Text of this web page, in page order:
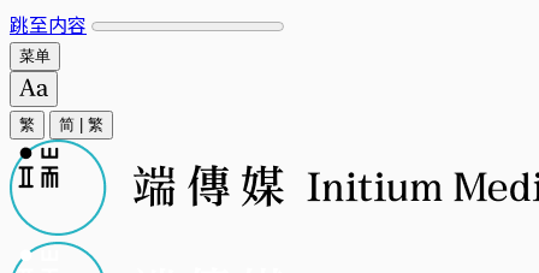
跳至内容
菜单
繁 简 繁